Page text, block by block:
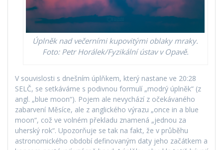
Úplněk nad večerními kupovitými oblaky mraky.
Foto: Petr Horálek/Fyzikální ústav v Opavě.
V souvislosti s dnešním úplňkem, který nastane ve 20:28
SELČ, se setkáváme s podivnou formulí „modrý úplněk“ (z
angl. „blue moon“). Pojem ale nevychází z očekávaného
zabarvení Měsíce, ale z anglického výrazu „once in a blue
moon“, což ve volném překladu znamená „jednou za
uherský rok“. Upozorňuje se tak na fakt, že v průběhu
astronomického období definovaným daty jeho začátkem a